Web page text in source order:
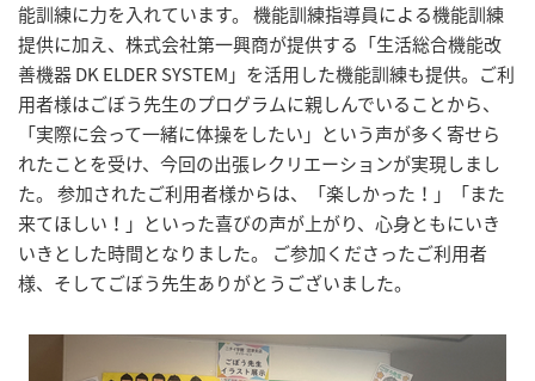
能訓練に力を入れています。 機能訓練指導員による機能訓練
提供に加え、株式会社第一興商が提供する「生活総合機能改
善機器 DK ELDER SYSTEM」を活用した機能訓練も提供。ご利
用者様はごぼう先生のプログラムに親しんでいることから、
「実際に会って一緒に体操をしたい」という声が多く寄せら
れたことを受け、今回の出張レクリエーションが実現しまし
た。 参加されたご利用者様からは、「楽しかった！」「また
来てほしい！」といった喜びの声が上がり、心身ともにいき
いきとした時間となりました。 ご参加くださったご利用者
様、そしてごぼう先生ありがとうございました。